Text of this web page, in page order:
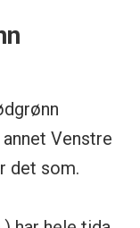
Venstre
det som.